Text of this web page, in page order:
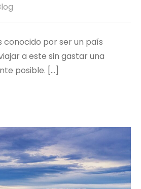
conocido por ser un país
a este sin gastar una
posible. […]